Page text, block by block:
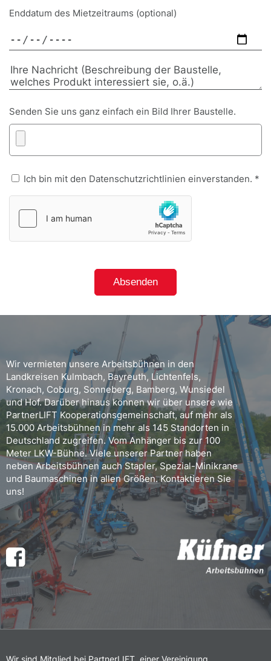
Enddatum des Mietzeitraums (optional)
Senden Sie uns ganz einfach ein Bild Ihrer Baustelle.
Ich bin mit den Datenschutzrichtlinien einverstanden. *
Wir vermieten unsere Arbeitsbühnen in den
Landkreisen Kulmbach, Bayreuth, Lichtenfels,
Kronach, Coburg, Sonneberg, Bamberg, Wunsiedel
und Hof. Darüber hinaus können wir über unsere wie
PartnerLIFT Kooperationsgemeinschaft, auf mehr als
15.000 Arbeitsbühnen in mehr als 145 Standorten in
Deutschland zugreifen. Vom Anhänger bis zur 100
Meter LKW-Bühne. Viele unserer Partner haben
neben Arbeitsbühnen auch Stapler, Spezial-Minikrane
und Baumaschinen in allen Größen. Kontaktieren Sie
uns!
Wir sind Mitglied bei PartnerLIFT, einer Vereinigung